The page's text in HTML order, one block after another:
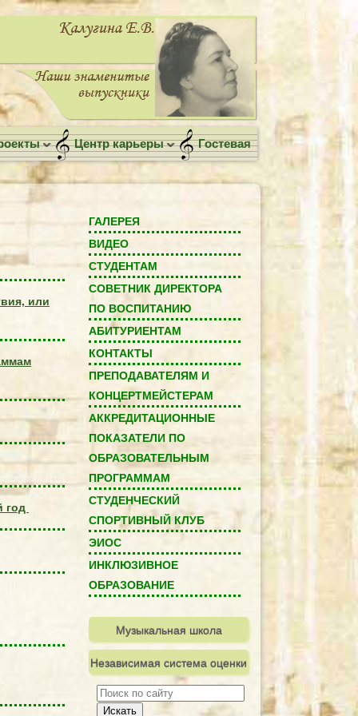
Центр карьеры Гостевая
или
год
ГАЛЕРЕЯ
ВИДЕО
СТУДЕНТАМ
СОВЕТНИК ДИРЕКТОРА
ПО ВОСПИТАНИЮ
АБИТУРИЕНТАМ
КОНТАКТЫ
ПРЕПОДАВАТЕЛЯМ И
КОНЦЕРТМЕЙСТЕРАМ
АККРЕДИТАЦИОННЫЕ
ПОКАЗАТЕЛИ ПО
ОБРАЗОВАТЕЛЬНЫМ
ПРОГРАММАМ
СТУДЕНЧЕСКИЙ
СПОРТИВНЫЙ КЛУБ
ЭИОС
ИНКЛЮЗИВНОЕ
ОБРАЗОВАНИЕ
Музыкальная школа
Независимая система оценки
качества
Искать